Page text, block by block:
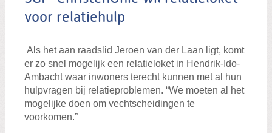
voor relatiehulp
Als het aan raadslid Jeroen van der Laan ligt, komt
er zo snel mogelijk een relatieloket in Hendrik-Ido-
Ambacht waar inwoners terecht kunnen met al hun
hulpvragen bij relatieproblemen. “We moeten al het
mogelijke doen om vechtscheidingen te
voorkomen.”